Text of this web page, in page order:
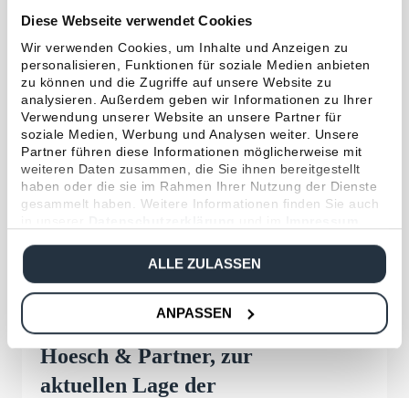
Diese Webseite verwendet Cookies
Wir verwenden Cookies, um Inhalte und Anzeigen zu
personalisieren, Funktionen für soziale Medien anbieten
zu können und die Zugriffe auf unsere Website zu
analysieren. Außerdem geben wir Informationen zu Ihrer
Verwendung unserer Website an unsere Partner für
soziale Medien, Werbung und Analysen weiter. Unsere
Partner führen diese Informationen möglicherweise mit
weiteren Daten zusammen, die Sie ihnen bereitgestellt
haben oder die sie im Rahmen Ihrer Nutzung der Dienste
gesammelt haben. Weitere Informationen finden Sie auch
ALLE ZULASSEN
ANPASSEN
OP-Versicherung: Es gibt auch die Möglichkeit
günstigere Alternative,…
Fahrzeuge
… den für Sie passenden Weg und Standort!
Die Hoesch & Partner GmbH gehört zu den
größten unabhängigen Versicherungsmaklern
in Deutschland mit Hauptsitz in Frankfurt am
Main und Niederlassungen in München und…
Carlos Reiss, Gründer von
Hoesch & Partner, zur
aktuellen Lage der